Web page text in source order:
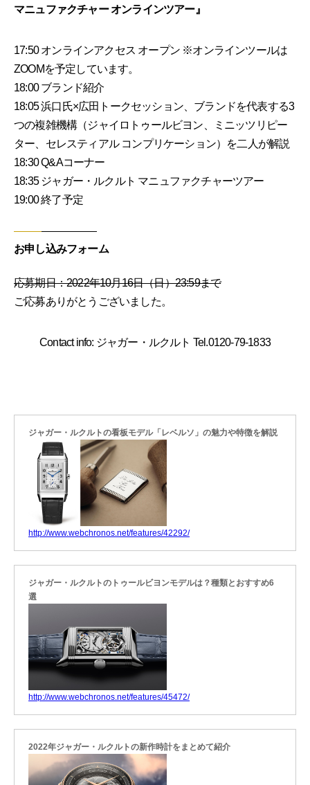
マニュファクチャー オンラインツアー』
17:50 オンラインアクセス オープン ※オンラインツールは
ZOOMを予定しています。
18:00 ブランド紹介
18:05 浜口氏×広田トークセッション、ブランドを代表する3
つの複雑機構（ジャイロトゥールビヨン、ミニッツリピー
ター、セレスティアル コンプリケーション）を二人が解説
18:30 Q&Aコーナー
18:35 ジャガー・ルクルト マニュファクチャーツアー
19:00 終了予定
お申し込みフォーム
応募期日：2022年10月16日（日）23:59まで
ご応募ありがとうございました。
Contact info: ジャガー・ルクルト Tel.0120-79-1833
ジャガー・ルクルトの看板モデル「レベルソ」の魅力や特徴を解説
http://www.webchronos.net/features/42292/
ジャガー・ルクルトのトゥールビヨンモデルは？種類とおすすめ6
選
http://www.webchronos.net/features/45472/
2022年ジャガー・ルクルトの新作時計をまとめて紹介